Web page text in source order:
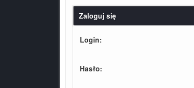
Zaloguj się
Login:
Hasło: